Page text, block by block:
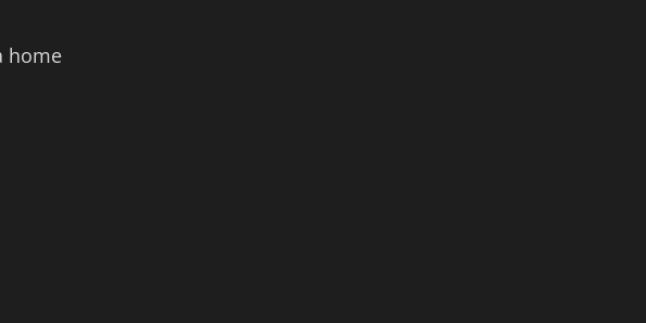
home